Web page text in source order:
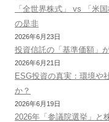
「全世界株式」 vs 「米
の是非
2026年6月23日
投資信託の「基準価額」
2026年6月21日
ESG投資の真実：環境や
か？
2026年6月19日
2026年「参議院選挙」と